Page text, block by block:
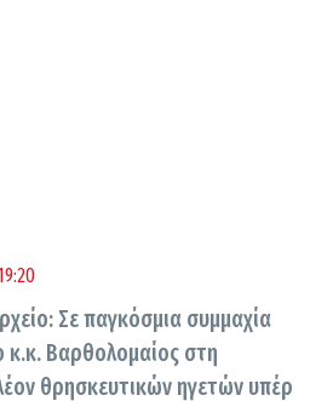
Σε παγκόσμια συμμαχία
κ.κ. Βαρθολομαίος στη
θρησκευτικών ηγετών υπέρ